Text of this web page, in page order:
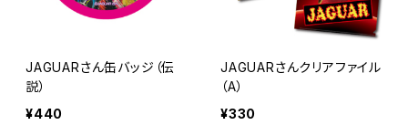
JAGUARさん缶バッジ（伝
説）
¥440
JAGUARさんクリアファイル
（A）
¥330